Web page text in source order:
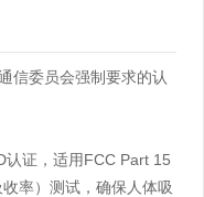
信委员会强制要求的认
认证，适用FCC Part 15
率）测试，确保人体吸